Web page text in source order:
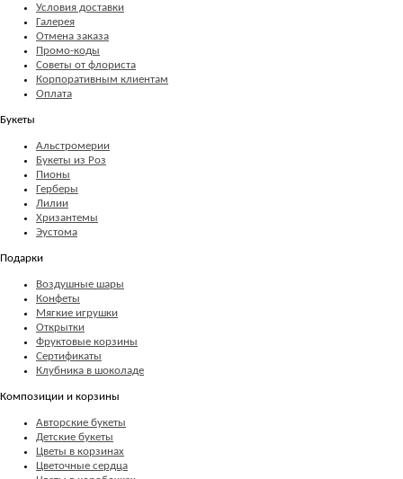
Условия доставки
Галерея
Отмена заказа
Промо-коды
Советы от флориста
Корпоративным клиентам
Оплата
Букеты
Альстромерии
Букеты из Роз
Пионы
Герберы
Лилии
Хризантемы
Эустома
Подарки
Воздушные шары
Конфеты
Мягкие игрушки
Открытки
Фруктовые корзины
Сертификаты
Клубника в шоколаде
Композиции и корзины
Авторские букеты
Детские букеты
Цветы в корзинах
Цветочные сердца